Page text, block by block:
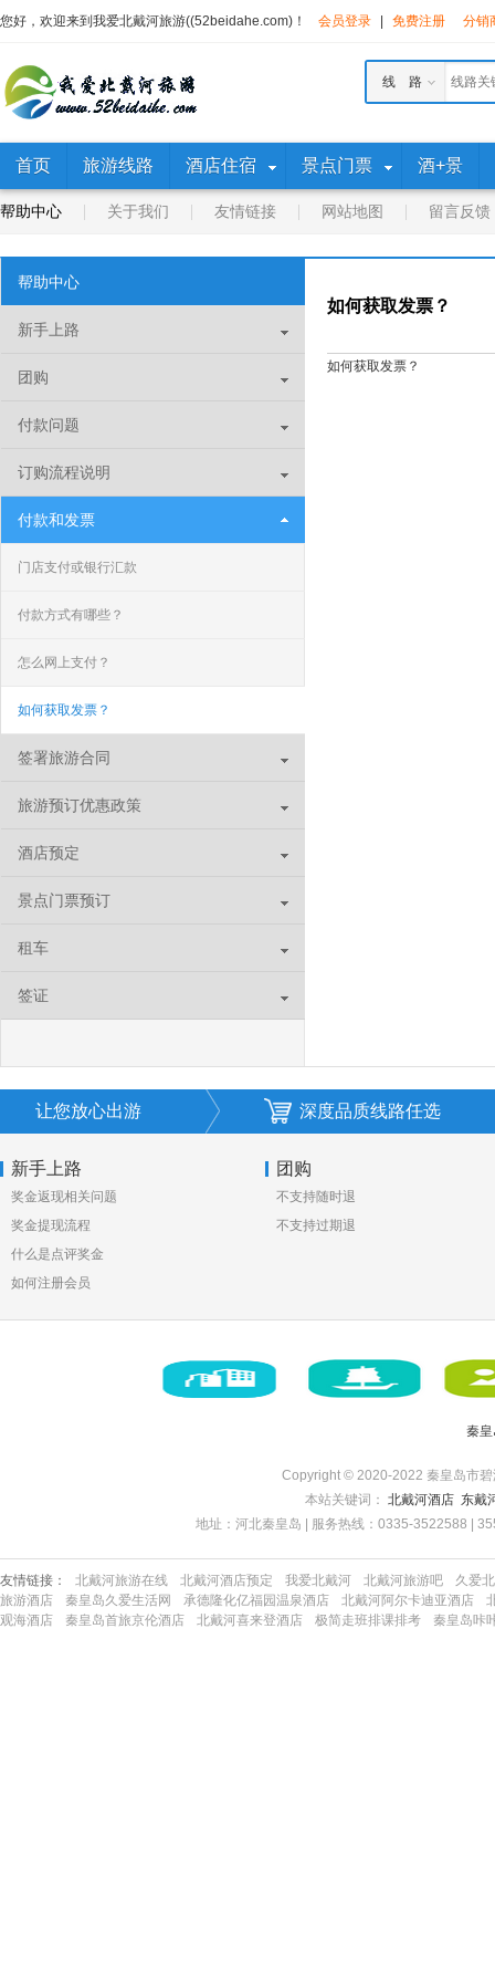
您好，欢迎来到我爱北戴河旅游((52beidahe.com)！ 会员登录 免费注册 分销
线 路
首页 旅游线路 酒店住宿 景点门票 酒+景
帮助中心 关于我们 友情链接 网站地图 留言反馈
帮助中心
新手上路
团购
付款问题
订购流程说明
付款和发票
门店支付或银行汇款
付款方式有哪些？
怎么网上支付？
如何获取发票？
签署旅游合同
旅游预订优惠政策
酒店预定
景点门票预订
租车
签证
如何获取发票？
如何获取发票？
让您放心出游 深度品质线路任选
新手上路
奖金返现相关问题
奖金提现流程
什么是点评奖金
如何注册会员
团购
不支持随时退
不支持过期退
秦
Copyright © 2020-2022 秦皇岛市
本站关键词： 北戴河酒店 东戴
地址：河北秦皇岛 | 服务热线：0335-3522588 |
友情链接： 北戴河旅游在线 北戴河酒店预定 我爱北戴河 北戴河旅游吧
久爱
旅游酒店
秦皇岛久爱生活网 承德隆化亿福园温泉酒店 北戴河阿尔卡迪亚酒店
观海酒店
秦皇岛首旅京伦酒店 北戴河喜来登酒店 极简走班排课排考 秦皇岛咔